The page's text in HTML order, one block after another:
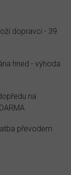
dopravci - 39
hned - výhoda
na
převodem